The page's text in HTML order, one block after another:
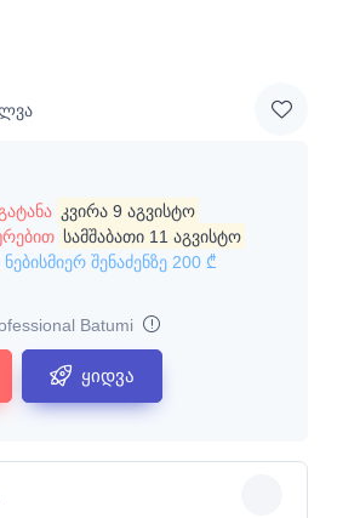
კვირა 9 აგვისტო
სამშაბათი 11 აგვისტო
შენაძენზე 200 ₾
Batumi
ყიდვა